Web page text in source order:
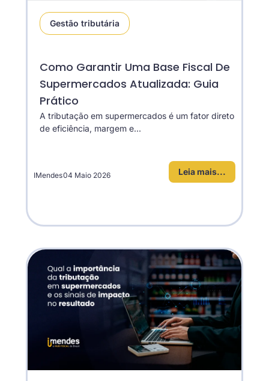
Gestão tributária
Como Garantir Uma Base Fiscal De
Supermercados Atualizada: Guia
Prático
A tributação em supermercados é um fator direto
de eficiência, margem e...
Leia mais...
IMendes04 Maio 2026